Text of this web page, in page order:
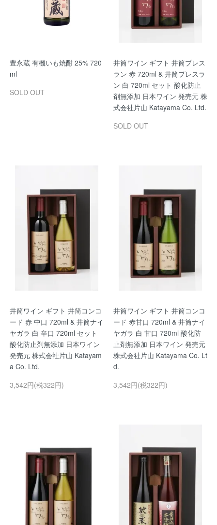
豊永蔵 有機いも焼酎 25% 720
ml
SOLD OUT
井筒ワイン ギフト 井筒プレス
ラン 赤 720ml & 井筒プレスラ
ン 白 720ml セット 酸化防止
剤無添加 日本ワイン 発売元 株
式会社片山 Katayama Co. Ltd.
SOLD OUT
井筒ワイン ギフト 井筒コンコ
ード 赤 中口 720ml & 井筒ナイ
ヤガラ 白 辛口 720ml セット
酸化防止剤無添加 日本ワイン
発売元 株式会社片山 Katayam
a Co. Ltd.
3,542円(税322円)
井筒ワイン ギフト 井筒コンコ
ード 赤甘口 720ml & 井筒ナイ
ヤガラ 白 甘口 720ml 酸化防
止剤無添加 日本ワイン 発売元
株式会社片山 Katayama Co. Lt
d.
3,542円(税322円)